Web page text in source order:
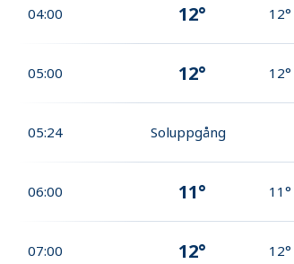
04:00 12° 12°
05:00 12° 12°
05:24 Soluppgång
06:00 11° 11°
07:00 12° 12°